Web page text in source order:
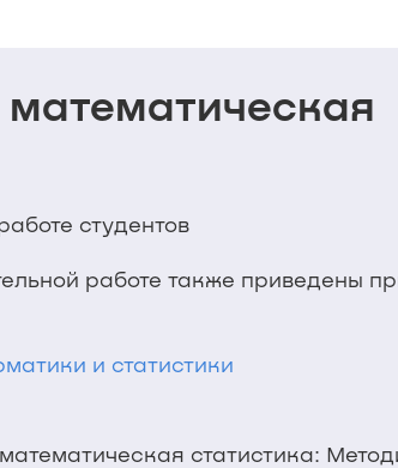
математическая
студентов
работе также приведены
и статистики
статистика: